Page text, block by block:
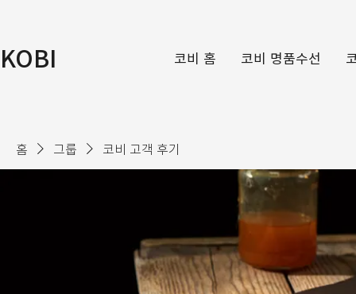
KOBI 코비 홈 코비 명품수선
홈 그룹 코비 고객 후기